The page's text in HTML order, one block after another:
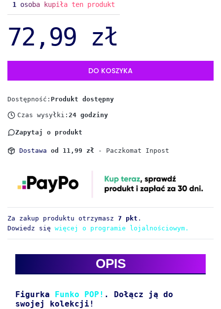
1 osoba kupiła ten produkt
72,99 zł
DO KOSZYKA
Dostępność: Produkt dostępny
Czas wysyłki: 24 godziny
Zapytaj o produkt
Dostawa od 11,99 zł - Paczkomat Inpost
Za zakup produktu otrzymasz 7 pkt .
Dowiedz się więcej o programie lojalnościowym.
OPIS
Figurka Funko POP! . Dołącz ją do
swojej kolekcji!